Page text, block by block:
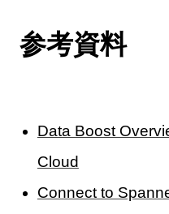
参考資料
Data Boost
Cloud
Connect to